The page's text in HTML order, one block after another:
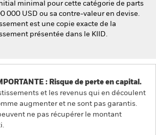
minimal pour cette catégorie de parts
000 USD ou sa contre-valeur en devise.
est une copie exacte de la
présentée dans le KIID.
: Risque de perte en capital.
et les revenus qui en découlent
augmenter et ne sont pas garantis.
ne pas récupérer le montant